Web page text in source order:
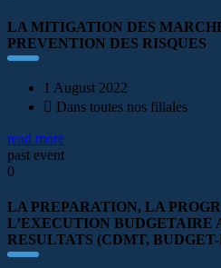
LA MITIGATION DES
PREVENTION DES RISQUES
1 August 2022
Dans toutes nos filiales
read more
past event
0
LA PREPARATION, LA
L’EXECUTION BUDGETAIRE
RESULTATS (CDMT,